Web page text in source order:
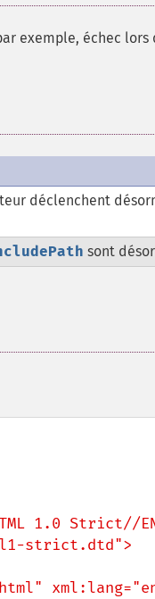
exemple, échec
déclenchent
sont
1.0 Strict//
strict.dtd">